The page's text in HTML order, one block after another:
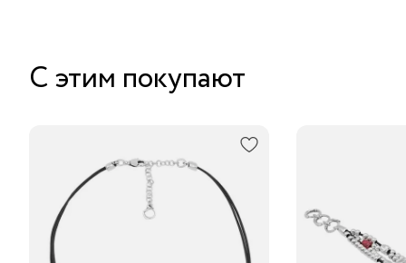
С этим покупают